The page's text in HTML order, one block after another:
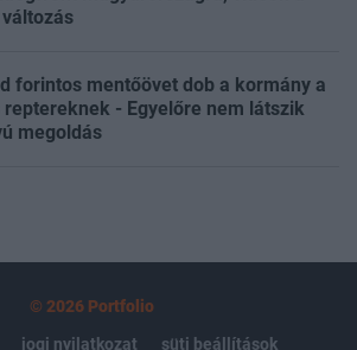
forintos mentőövet dob a kormány a
- Egyelőre nem látszik
megoldás
© 2026 Portfolio
jogi nyilatkozat süti beállítások